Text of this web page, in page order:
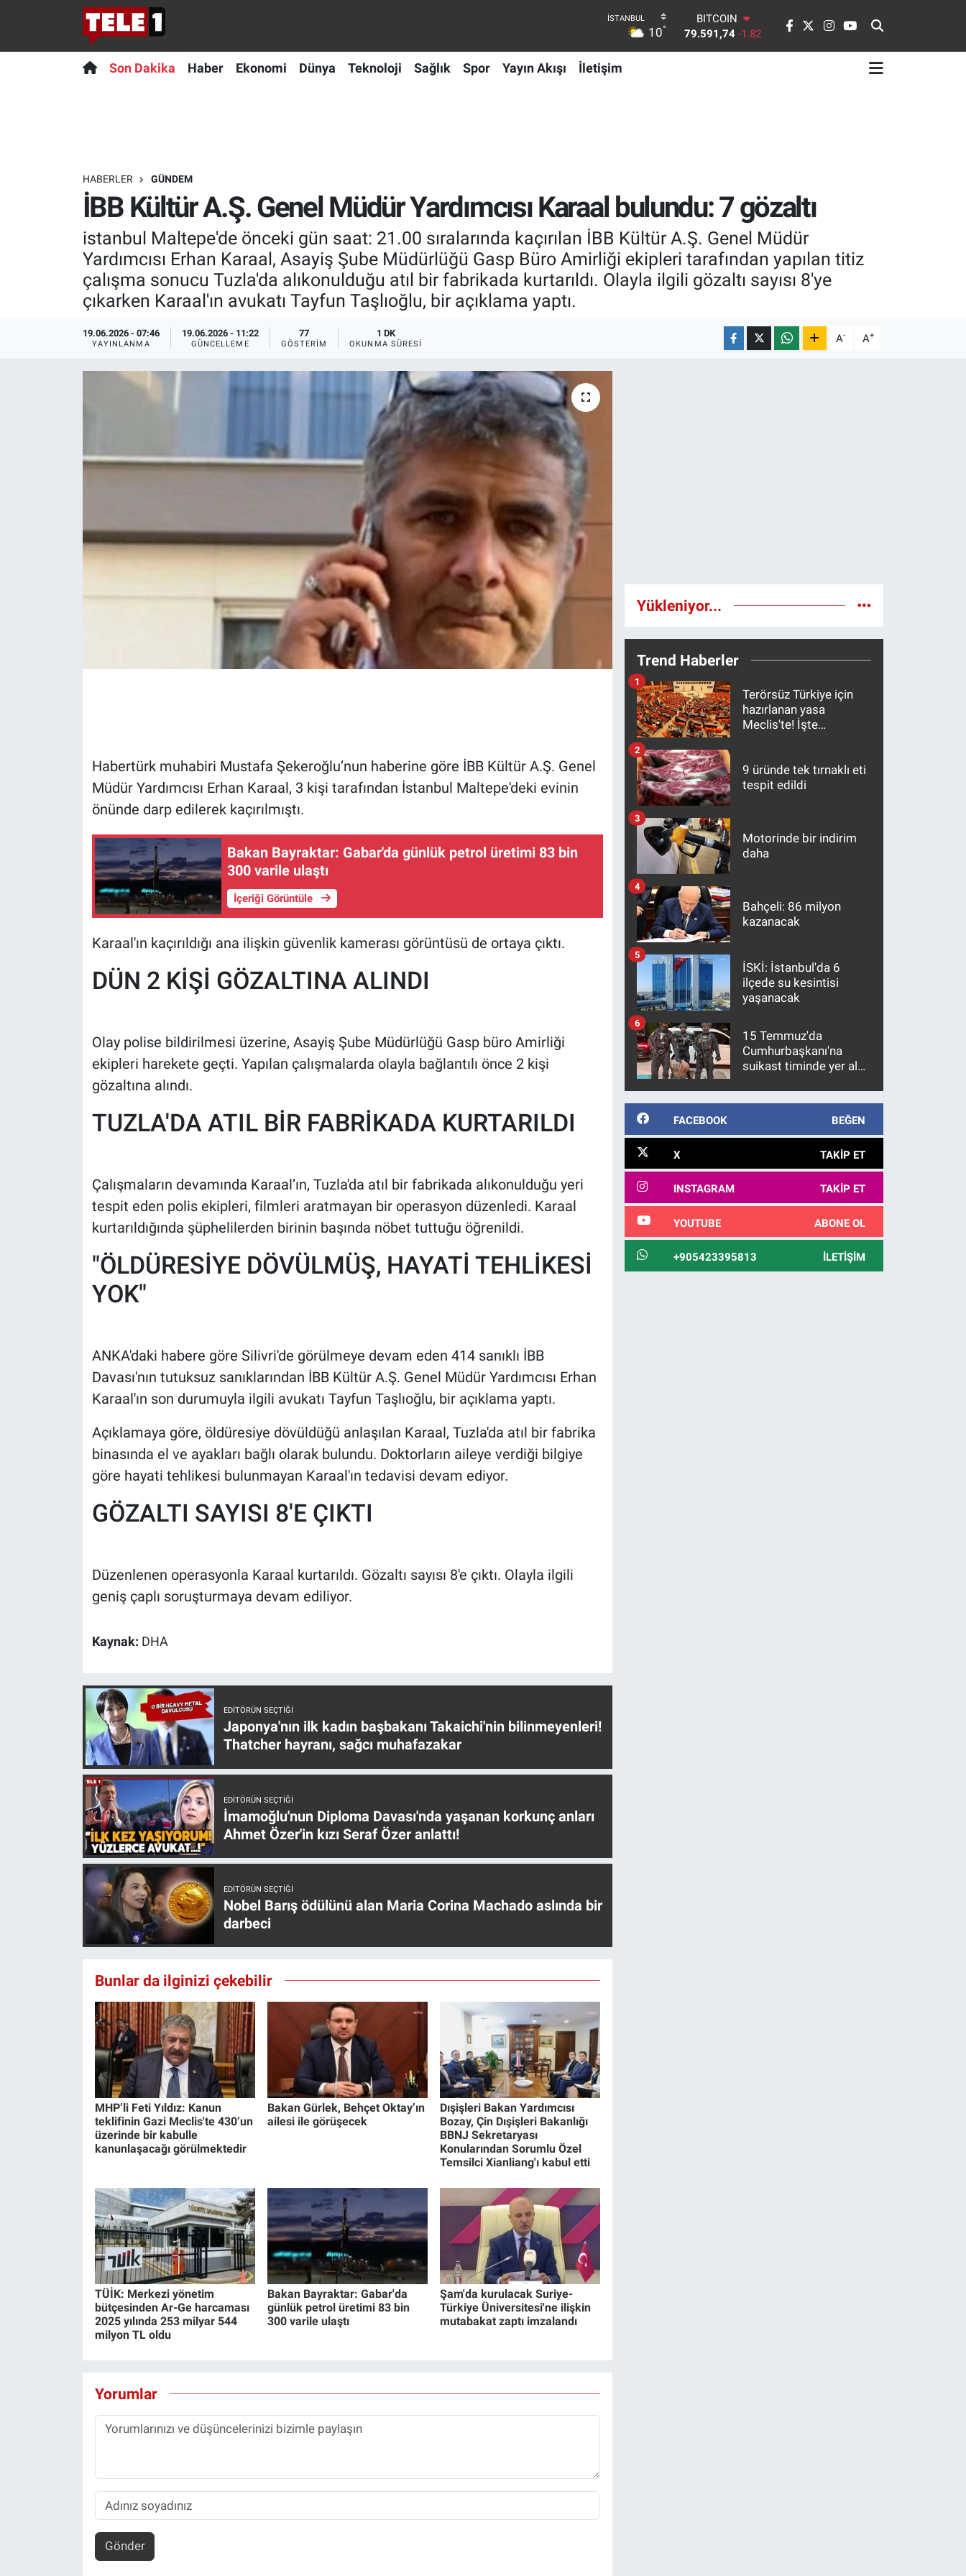
10°
79.591,74
-1.82
DOLAR
45,43620 0.02
Son Dakika Haber Ekonomi Dünya Teknoloji Sağlık Spor Yayın Akışı İletişim
HABERLER GÜNDEM
İBB Kültür A.Ş. Genel Müdür Yardımcısı Karaal bulundu: 7 gözaltı
istanbul Maltepe'de önceki gün saat: 21.00 sıralarında kaçırılan İBB Kültür A.Ş. Genel Müdür
Yardımcısı Erhan Karaal, Asayiş Şube Müdürlüğü Gasp Büro Amirliği ekipleri tarafından yapılan titiz
çalışma sonucu Tuzla'da alıkonulduğu atıl bir fabrikada kurtarıldı. Olayla ilgili gözaltı sayısı 8'ye
çıkarken Karaal'ın avukatı Tayfun Taşlıoğlu, bir açıklama yaptı.
19.06.2026 - 07:46
YAYINLANMA
19.06.2026 - 11:22
GÜNCELLEME
77
GÖSTERIM
1 DK
OKUNMA SÜRESI A- A+
Habertürk muhabiri Mustafa Şekeroğlu’nun haberine göre İBB Kültür A.Ş. Genel
Müdür Yardımcısı Erhan Karaal, 3 kişi tarafından İstanbul Maltepe'deki evinin
önünde darp edilerek kaçırılmıştı.
Bakan Bayraktar: Gabar'da günlük petrol üretimi 83 bin
300 varile ulaştı
İçeriği Görüntüle
Karaal'ın kaçırıldığı ana ilişkin güvenlik kamerası görüntüsü de ortaya çıktı.
DÜN 2 KİŞİ GÖZALTINA ALINDI
Olay polise bildirilmesi üzerine, Asayiş Şube Müdürlüğü Gasp büro Amirliği
ekipleri harekete geçti. Yapılan çalışmalarda olayla bağlantılı önce 2 kişi
gözaltına alındı.
TUZLA'DA ATIL BİR FABRİKADA KURTARILDI
Çalışmaların devamında Karaal’ın, Tuzla'da atıl bir fabrikada alıkonulduğu yeri
tespit eden polis ekipleri, filmleri aratmayan bir operasyon düzenledi. Karaal
kurtarıldığında şüphelilerden birinin başında nöbet tuttuğu öğrenildi.
"ÖLDÜRESİYE DÖVÜLMÜŞ, HAYATİ TEHLİKESİ
YOK"
ANKA'daki habere göre Silivri'de görülmeye devam eden 414 sanıklı İBB
Davası'nın tutuksuz sanıklarından İBB Kültür A.Ş. Genel Müdür Yardımcısı Erhan
Karaal'ın son durumuyla ilgili avukatı Tayfun Taşlıoğlu, bir açıklama yaptı.
Açıklamaya göre, öldüresiye dövüldüğü anlaşılan Karaal, Tuzla'da atıl bir fabrika
binasında el ve ayakları bağlı olarak bulundu. Doktorların aileye verdiği bilgiye
göre hayati tehlikesi bulunmayan Karaal'ın tedavisi devam ediyor.
GÖZALTI SAYISI 8'E ÇIKTI
Düzenlenen operasyonla Karaal kurtarıldı. Gözaltı sayısı 8'e çıktı. Olayla ilgili
geniş çaplı soruşturmaya devam ediliyor.
Kaynak: DHA
EDITÖRÜN SEÇTIĞI
Japonya'nın ilk kadın başbakanı Takaichi'nin bilinmeyenleri!
Thatcher hayranı, sağcı muhafazakar
EDITÖRÜN SEÇTIĞI
İmamoğlu'nun Diploma Davası'nda yaşanan korkunç anları
Ahmet Özer'in kızı Seraf Özer anlattı!
EDITÖRÜN SEÇTIĞI
Nobel Barış ödülünü alan Maria Corina Machado aslında bir
darbeci
Bunlar da ilginizi çekebilir
MHP’li Feti Yıldız: Kanun
teklifinin Gazi Meclis'te 430’un
üzerinde bir kabulle
kanunlaşacağı görülmektedir
Bakan Gürlek, Behçet Oktay’ın
ailesi ile görüşecek
Dışişleri Bakan Yardımcısı
Bozay, Çin Dışişleri Bakanlığı
BBNJ Sekretaryası
Konularından Sorumlu Özel
Temsilci Xianliang'ı kabul etti
TÜİK: Merkezi yönetim
bütçesinden Ar-Ge harcaması
2025 yılında 253 milyar 544
milyon TL oldu
Bakan Bayraktar: Gabar'da
günlük petrol üretimi 83 bin
300 varile ulaştı
Şam'da kurulacak Suriye-
Türkiye Üniversitesi'ne ilişkin
mutabakat zaptı imzalandı
Yorumlar
Gönder
Yükleniyor...
Trend Haberler
Terörsüz Türkiye için
hazırlanan yasa
Meclis'te! İşte
1
9 üründe tek tırnaklı eti
tespit edildi
2
Motorinde bir indirim
daha
3
Bahçeli: 86 milyon
kazanacak
4
İSKİ: İstanbul'da 6
ilçede su kesintisi
yaşanacak
5
15 Temmuz'da
Cumhurbaşkanı'na
suikast timinde yer alan
10 yıl sonra yakalandı
6
FACEBOOK BEĞEN
X TAKIP ET
INSTAGRAM TAKIP ET
YOUTUBE ABONE OL
+905423395813 İLETIŞIM
Anında Manşet
Bilim ve Teknoloji Evreni
Doğa Konuşuyor
Ege Saati
Ege'den Esintiler
Ekonomi
Gerçeğin İzinde
Koronavirüs
Kültür Sanat
Ne demişti
Programlar
Türkiye'nin Geleceği
Türkiye'nin Gündemi
Yerel Gündem
Yerel Yaşam
Son Dakika
Teknoloji
Yayın Akışı
Nöbetçi Eczaneler
Süper Lig Puan Durumu ve Fikstür
Tüm Manşetler
Son Dakika Haberleri
Haber Arşivi